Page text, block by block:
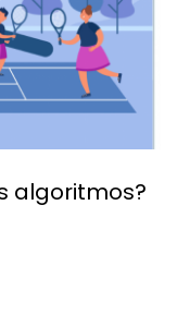
algoritmos?